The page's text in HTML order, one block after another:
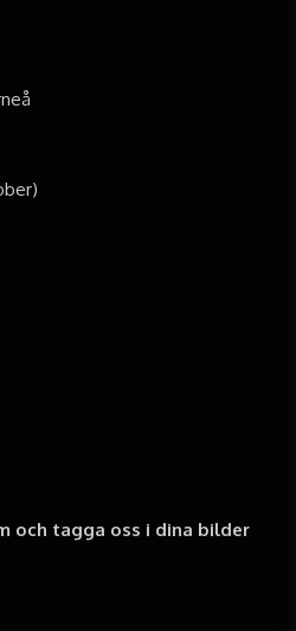
och tagga oss i dina bilder